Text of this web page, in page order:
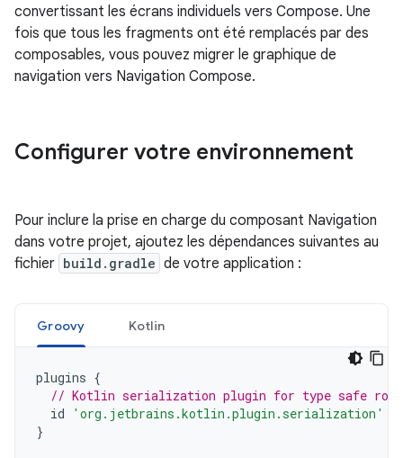
convertissant les écrans individuels vers Compose. Une
fois que tous les fragments ont été remplacés par des
composables, vous pouvez migrer le graphique de
navigation vers Navigation Compose.
Configurer votre environnement
Pour inclure la prise en charge du composant Navigation
dans votre projet, ajoutez les dépendances suivantes au
fichier build.gradle de votre application :
Groovy Kotlin
plugins {
// Kotlin serialization plugin for type safe
id
'org.jetbrains.kotlin.plugin.serialization'
}